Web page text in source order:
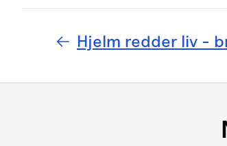
Hjelm redder liv -